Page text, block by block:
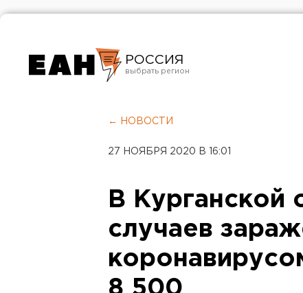
РОССИЯ
Челябинск
← НОВОСТИ
27 НОЯБРЯ 2020 В 16:01
В Курганской
случаев